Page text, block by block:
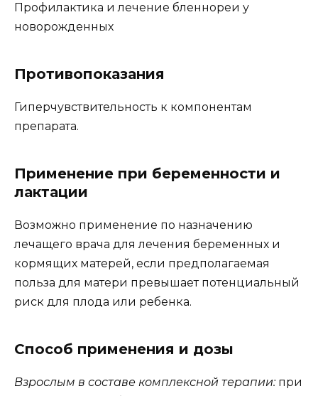
Профилактика и лечение бленнореи у
новорожденных
Противопоказания
Гиперчувствительность к компонентам
препарата.
Применение при беременности и
лактации
Возможно применение по назначению
лечащего врача для лечения беременных и
кормящих матерей, если предполагаемая
польза для матери превышает потенциальный
риск для плода или ребенка.
Способ применения и дозы
Взрослым в составе комплексной терапии:при